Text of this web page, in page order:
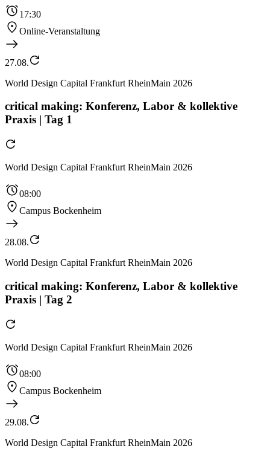
17:30
Online-Veranstaltung
27.08.
World Design Capital Frankfurt RheinMain 2026
critical making: Konferenz, Labor & kollektive
Praxis | Tag 1
World Design Capital Frankfurt RheinMain 2026
08:00
Campus Bockenheim
28.08.
World Design Capital Frankfurt RheinMain 2026
critical making: Konferenz, Labor & kollektive
Praxis | Tag 2
World Design Capital Frankfurt RheinMain 2026
08:00
Campus Bockenheim
29.08.
World Design Capital Frankfurt RheinMain 2026